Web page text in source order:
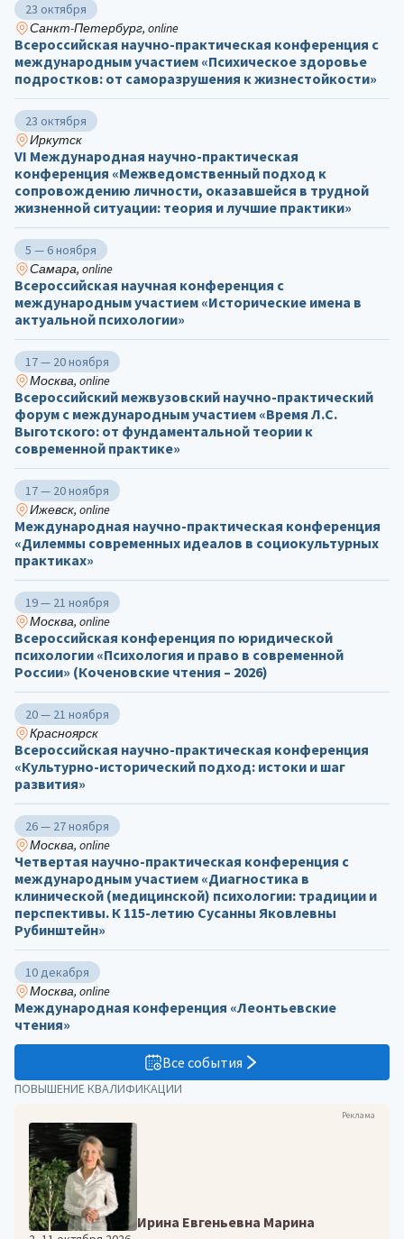
ПОВЫШЕНИЕ КВАЛИФИКАЦИИ
Реклама
Ирина Евгеньевна Марина
23 октября
Санкт-Петербург, online
Всероссийская научно-практическая конференция с
международным участием «Психическое здоровье
подростков: от саморазрушения к жизнестойкости»
23 октября
Иркутск
VI Международная научно-практическая
конференция «Межведомственный подход к
сопровождению личности, оказавшейся в трудной
жизненной ситуации: теория и лучшие практики»
5 — 6 ноября
Самара, online
Всероссийская научная конференция с
международным участием «Исторические имена в
актуальной психологии»
17 — 20 ноября
Москва, online
Всероссийский межвузовский научно-практический
форум с международным участием «Время Л.С.
Выготского: от фундаментальной теории к
современной практике»
17 — 20 ноября
Ижевск, online
Международная научно-практическая конференция
«Дилеммы современных идеалов в социокультурных
практиках»
19 — 21 ноября
Москва, online
Всероссийская конференция по юридической
психологии «Психология и право в современной
России» (Коченовские чтения – 2026)
20 — 21 ноября
Красноярск
Всероссийская научно-практическая конференция
«Культурно-исторический подход: истоки и шаг
развития»
26 — 27 ноября
Москва, online
Четвертая научно-практическая конференция с
международным участием «Диагностика в
клинической (медицинской) психологии: традиции и
перспективы. К 115-летию Сусанны Яковлевны
Рубинштейн»
10 декабря
Москва, online
Международная конференция «Леонтьевские
чтения»
Все события